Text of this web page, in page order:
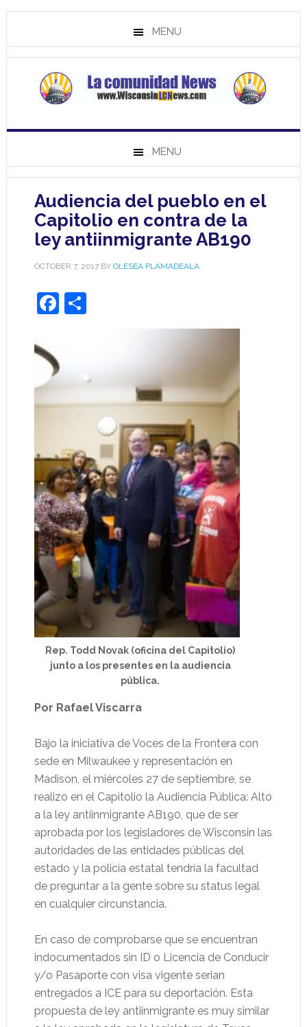
MENU
MENU
Audiencia del pueblo en el
Capitolio en contra de la
ley antiinmigrante AB190
OCTOBER 7, 2017BY OLESEA PLAMADEALA
Facebook
Share
Rep. Todd Novak (oficina del Capitolio)
junto a los presentes en la audiencia
pública.
Por Rafael Viscarra
Bajo la iniciativa de Voces de la Frontera con
sede en Milwaukee y representación en
Madison, el miércoles 27 de septiembre, se
realizo en el Capitolio la Audiencia Pública: Alto
a la ley antiinmigrante AB190, que de ser
aprobada por los legisladores de Wisconsin las
autoridades de las entidades públicas del
estado y la policía estatal tendría la facultad
de preguntar a la gente sobre su status legal
en cualquier circunstancia.
En caso de comprobarse que se encuentran
indocumentados sin ID o Licencia de Conducir
y/o Pasaporte con visa vigente serian
entregados a ICE para su deportación. Esta
propuesta de ley antiinmigrante es muy similar